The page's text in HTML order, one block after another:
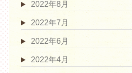
2022年8月
2022年7月
2022年6月
2022年4月